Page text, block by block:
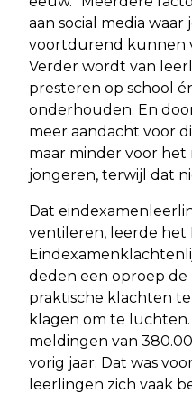
aan social media
voortdurend kunnen
Verder wordt van
presteren op school
onderhouden. En
meer aandacht voor
maar minder voor
jongeren, terwijl dat
Dat
ventileren, leerde het
deden een oproep
praktische klachten
klagen om te
meldingen van
vorig jaar. Dat was
leerlingen zich vaak